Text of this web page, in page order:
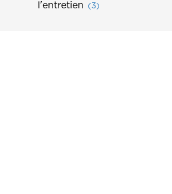
l'entretien
(3)